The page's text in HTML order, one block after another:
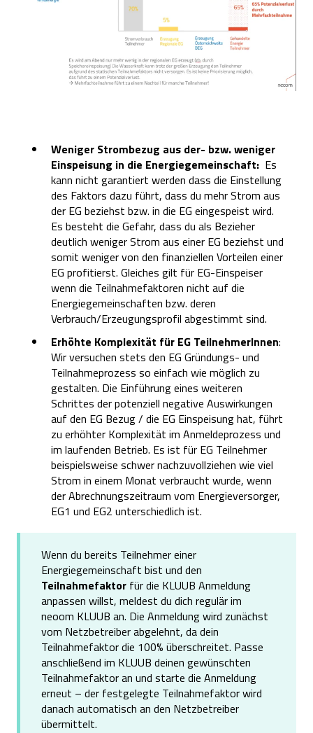
Weniger Strombezug aus der- bzw. weniger
Einspeisung in die Energiegemeinschaft: Es
kann nicht garantiert werden dass die Einstellung
des Faktors dazu führt, dass du mehr Strom aus
der EG beziehst bzw. in die EG eingespeist wird.
Es besteht die Gefahr, dass du als Bezieher
deutlich weniger Strom aus einer EG beziehst und
somit weniger von den finanziellen Vorteilen einer
EG profitierst. Gleiches gilt für EG-Einspeiser
wenn die Teilnahmefaktoren nicht auf die
Energiegemeinschaften bzw. deren
Verbrauch/Erzeugungsprofil abgestimmt sind.
Erhöhte Komplexität für EG TeilnehmerInnen:
Wir versuchen stets den EG Gründungs- und
Teilnahmeprozess so einfach wie möglich zu
gestalten. Die Einführung eines weiteren
Schrittes der potenziell negative Auswirkungen
auf den EG Bezug / die EG Einspeisung hat, führt
zu erhöhter Komplexität im Anmeldeprozess und
im laufenden Betrieb. Es ist für EG Teilnehmer
beispielsweise schwer nachzuvollziehen wie viel
Strom in einem Monat verbraucht wurde, wenn
der Abrechnungszeitraum vom Energieversorger,
EG1 und EG2 unterschiedlich ist.
Wenn du bereits Teilnehmer einer
Energiegemeinschaft bist und den
Teilnahmefaktor für die KLUUB Anmeldung
anpassen willst, meldest du dich regulär im
neoom KLUUB an. Die Anmeldung wird zunächst
vom Netzbetreiber abgelehnt, da dein
Teilnahmefaktor die 100% überschreitet. Passe
anschließend im KLUUB deinen gewünschten
Teilnahmefaktor an und starte die Anmeldung
erneut – der festgelegte Teilnahmefaktor wird
danach automatisch an den Netzbetreiber
übermittelt.